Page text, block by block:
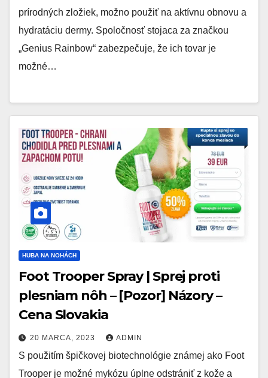
prírodných zložiek, možno použiť na aktívnu obnovu a
hydratáciu dermy. Spoločnosť stojaca za značkou
„Genius Rainbow“ zabezpečuje, že ich tovar je
možné…
HUBA NA NOHÁCH
Foot Trooper Spray | Sprej proti
plesniam nôh – [Pozor] Názory –
Cena Slovakia
20 MARCA, 2023 ADMIN
S použitím špičkovej biotechnológie známej ako Foot
Trooper je možné mykózu úplne odstrániť z kože a